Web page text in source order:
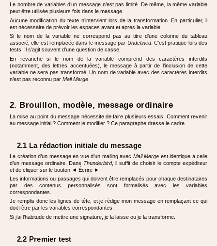
Le nombre de variables d’un message n’est pas limité. De même, la même variable
peut être utilisée plusieurs fois dans le message.
Aucune modification du texte n’intervient lors de la transformation. En particulier, il
est nécessaire de prévoir les espaces avant et après la variable.
Si le nom de la variable ne correspond pas au titre d’une colonne du tableau
associé, elle est remplacée dans le message par Undefined. C’est pratique lors des
tests. Il s’agit souvent d’une question de casse.
En revanche si le nom de la variable comprend des caractères interdits
(notamment, des lettres accentuées), le message à partir de l’inclusion de cette
variable ne sera pas transformé. Un nom de variable avec des caractères interdits
n’est pas reconnu par Mail Merge
2. Brouillon, modèle, message ordinaire
La mise au point du message nécessite de faire plusieurs essais. Comment revenir
au message initial ? Comment le modifier ? Ce paragraphe dresse le cadre.
2.1 La rédaction initiale du message
La création d’un message en vue d’un mailing avec Mail Merge est identique à celle
d’un message ordinaire. Dans Thunderbird, il suffit de choisir le compte expéditeur
et de cliquer sur le bouton ◄ Écrire ►.
Les informations ou passages qui doivent être remplacés pour chaque destinataires
par des contenus personnalisés sont formalisés avec les variables
correspondantes.
Je remplis donc les lignes de tête, et je rédige mon message en remplaçant ce qui
doit l’être par les variables correspondantes.
Si j’ai l’habitude de mettre une signature, je la laisse ou je la transforme.
2.2 Premier test